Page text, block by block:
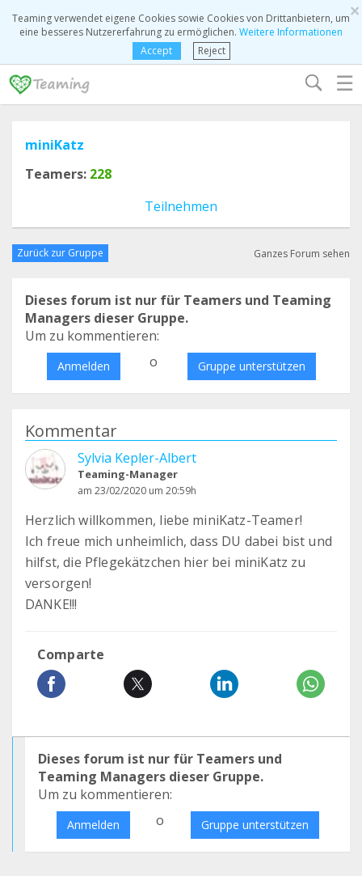
×
Teaming verwendet eigene Cookies sowie Cookies von Drittanbietern, um
eine besseres Nutzererfahrung zu ermöglichen. Weitere Informationen
Accept
Reject
☰
miniKatz
Teamers: 228
Teilnehmen
Zurück zur Gruppe Ganzes Forum sehen
Dieses forum ist nur für Teamers und Teaming
Managers dieser Gruppe.
Um zu kommentieren:
Anmelden o Gruppe unterstützen
Kommentar
Sylvia Kepler-Albert
Teaming-Manager
am 23/02/2020 um 20:59h
Herzlich willkommen, liebe miniKatz-Teamer!
Ich freue mich unheimlich, dass DU dabei bist und
hilfst, die Pflegekätzchen hier bei miniKatz zu
versorgen!
DANKE!!!
Comparte
Dieses forum ist nur für Teamers und
Teaming Managers dieser Gruppe.
Um zu kommentieren:
Anmelden o Gruppe unterstützen